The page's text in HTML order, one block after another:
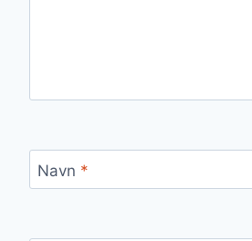
Navn *